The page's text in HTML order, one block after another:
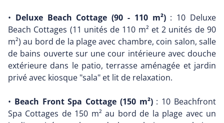
• Deluxe Beach Cottage (90 - 110 m²): 10 Deluxe
Beach Cottages (11 unités de 110 m² et 2 unités de 90
m²) au bord de la plage avec chambre, coin salon, salle
de bains ouverte sur une cour intérieure avec douche
extérieure dans le patio, terrasse aménagée et jardin
privé avec kiosque "sala" et lit de relaxation.
• Beach Front Spa Cottage (150 m²): 10 Beachfront
Spa Cottages de 150 m² au bord de la plage avec un